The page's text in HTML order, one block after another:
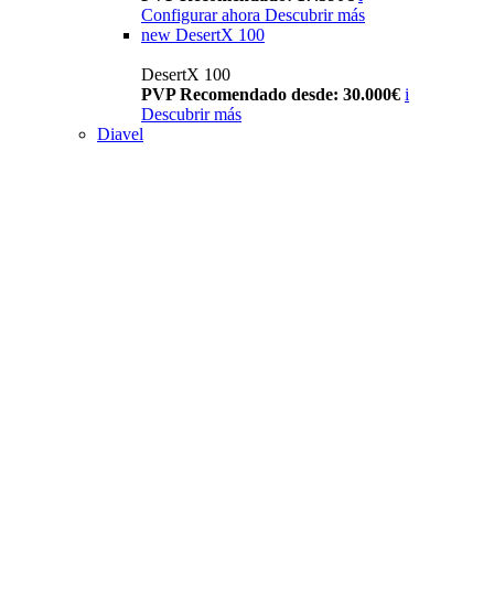
Configurar ahora Descubrir más
new DesertX 100
DesertX 100
PVP Recomendado desde: 30.000€ i
Descubrir más
Diavel